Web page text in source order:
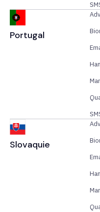
Portugal
Slovaquie